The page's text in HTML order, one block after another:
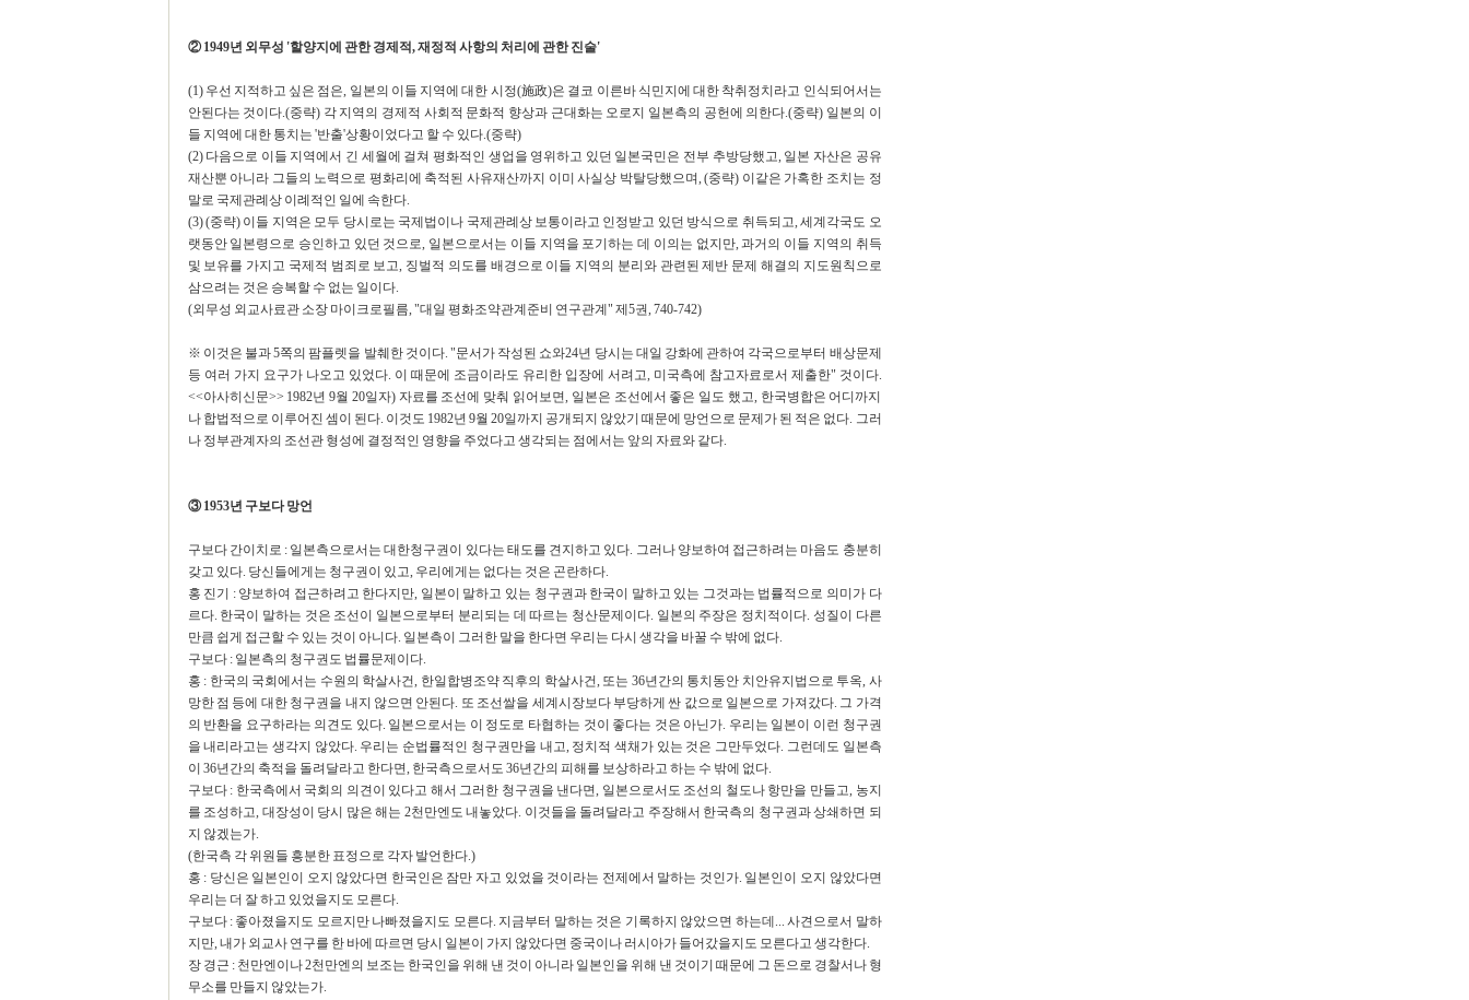
② 1949년 외무성 '할양지에 관한 경제적, 재정적 사항의 처리에 관한 진술'
(1) 우선 지적하고 싶은 점은, 일본의 이들 지역에 대한 시정(施政)은 결코 이른바 식민지에 대한 착취정치라고 인식되어서는
안된다는 것이다.(중략) 각 지역의 경제적 사회적 문화적 향상과 근대화는 오로지 일본측의 공헌에 의한다.(중략) 일본의 이
들 지역에 대한 통치는 '반출'상황이었다고 할 수 있다.(중략)
(2) 다음으로 이들 지역에서 긴 세월에 걸쳐 평화적인 생업을 영위하고 있던 일본국민은 전부 추방당했고, 일본 자산은 공유
재산뿐 아니라 그들의 노력으로 평화리에 축적된 사유재산까지 이미 사실상 박탈당했으며, (중략) 이같은 가혹한 조치는 정
말로 국제관례상 이례적인 일에 속한다.
(3) (중략) 이들 지역은 모두 당시로는 국제법이나 국제관례상 보통이라고 인정받고 있던 방식으로 취득되고, 세계각국도 오
랫동안 일본령으로 승인하고 있던 것으로, 일본으로서는 이들 지역을 포기하는 데 이의는 없지만, 과거의 이들 지역의 취득
및 보유를 가지고 국제적 범죄로 보고, 징벌적 의도를 배경으로 이들 지역의 분리와 관련된 제반 문제 해결의 지도원칙으로
삼으려는 것은 승복할 수 없는 일이다.
(외무성 외교사료관 소장 마이크로필름, "대일 평화조약관계준비 연구관계" 제5권, 740-742)
※ 이것은 불과 5쪽의 팜플렛을 발췌한 것이다. "문서가 작성된 쇼와24년 당시는 대일 강화에 관하여 각국으로부터 배상문제
등 여러 가지 요구가 나오고 있었다. 이 때문에 조금이라도 유리한 입장에 서려고, 미국측에 참고자료로서 제출한" 것이다.
<<아사히신문>> 1982년 9월 20일자) 자료를 조선에 맞춰 읽어보면, 일본은 조선에서 좋은 일도 했고, 한국병합은 어디까지
나 합법적으로 이루어진 셈이 된다. 이것도 1982년 9월 20일까지 공개되지 않았기 때문에 망언으로 문제가 된 적은 없다. 그러
나 정부관계자의 조선관 형성에 결정적인 영향을 주었다고 생각되는 점에서는 앞의 자료와 같다.
③ 1953년 구보다 망언
구보다 간이치로 : 일본측으로서는 대한청구권이 있다는 태도를 견지하고 있다. 그러나 양보하여 접근하려는 마음도 충분히
갖고 있다. 당신들에게는 청구권이 있고, 우리에게는 없다는 것은 곤란하다.
홍 진기 : 양보하여 접근하려고 한다지만, 일본이 말하고 있는 청구권과 한국이 말하고 있는 그것과는 법률적으로 의미가 다
르다. 한국이 말하는 것은 조선이 일본으로부터 분리되는 데 따르는 청산문제이다. 일본의 주장은 정치적이다. 성질이 다른
만큼 쉽게 접근할 수 있는 것이 아니다. 일본측이 그러한 말을 한다면 우리는 다시 생각을 바꿀 수 밖에 없다.
구보다 : 일본측의 청구권도 법률문제이다.
홍 : 한국의 국회에서는 수원의 학살사건, 한일합병조약 직후의 학살사건, 또는 36년간의 통치동안 치안유지법으로 투옥, 사
망한 점 등에 대한 청구권을 내지 않으면 안된다. 또 조선쌀을 세계시장보다 부당하게 싼 값으로 일본으로 가져갔다. 그 가격
의 반환을 요구하라는 의견도 있다. 일본으로서는 이 정도로 타협하는 것이 좋다는 것은 아닌가. 우리는 일본이 이런 청구권
을 내리라고는 생각지 않았다. 우리는 순법률적인 청구권만을 내고, 정치적 색채가 있는 것은 그만두었다. 그런데도 일본측
이 36년간의 축적을 돌려달라고 한다면, 한국측으로서도 36년간의 피해를 보상하라고 하는 수 밖에 없다.
구보다 : 한국측에서 국회의 의견이 있다고 해서 그러한 청구권을 낸다면, 일본으로서도 조선의 철도나 항만을 만들고, 농지
를 조성하고, 대장성이 당시 많은 해는 2천만엔도 내놓았다. 이것들을 돌려달라고 주장해서 한국측의 청구권과 상쇄하면 되
지 않겠는가.
(한국측 각 위원들 흥분한 표정으로 각자 발언한다.)
홍 : 당신은 일본인이 오지 않았다면 한국인은 잠만 자고 있었을 것이라는 전제에서 말하는 것인가. 일본인이 오지 않았다면
우리는 더 잘 하고 있었을지도 모른다.
구보다 : 좋아졌을지도 모르지만 나빠졌을지도 모른다. 지금부터 말하는 것은 기록하지 않았으면 하는데... 사견으로서 말하
지만, 내가 외교사 연구를 한 바에 따르면 당시 일본이 가지 않았다면 중국이나 러시아가 들어갔을지도 모른다고 생각한다.
장 경근 : 천만엔이나 2천만엔의 보조는 한국인을 위해 낸 것이 아니라 일본인을 위해 낸 것이기 때문에 그 돈으로 경찰서나 형
무소를 만들지 않았는가.